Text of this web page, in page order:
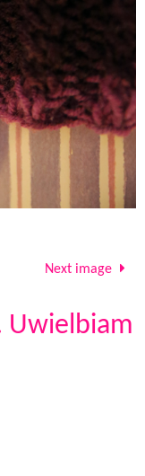
Next image
Uwielbiam